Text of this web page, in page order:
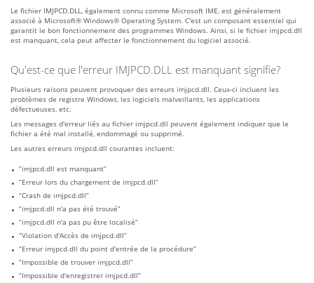
Le fichier IMJPCD.DLL, également connu comme Microsoft IME, est généralement
associé à Microsoft® Windows® Operating System. C'est un composant essentiel qui
garantit le bon fonctionnement des programmes Windows. Ainsi, si le fichier imjpcd.dll
est manquant, cela peut affecter le fonctionnement du logiciel associé.
Qu'est-ce que l'erreur IMJPCD.DLL est manquant signifie?
Plusieurs raisons peuvent provoquer des erreurs imjpcd.dll. Ceux-ci incluent les
problèmes de registre Windows, les logiciels malveillants, les applications
défectueuses, etc.
Les messages d'erreur liés au fichier imjpcd.dll peuvent également indiquer que le
fichier a été mal installé, endommagé ou supprimé.
Les autres erreurs imjpcd.dll courantes incluent:
“imjpcd.dll est manquant”
“Erreur lors du chargement de imjpcd.dll”
“Crash de imjpcd.dll”
“imjpcd.dll n'a pas été trouvé”
“imjpcd.dll n'a pas pu être localisé”
“Violation d'Accès de imjpcd.dll”
“Erreur imjpcd.dll du point d'entrée de la procédure”
“Impossible de trouver imjpcd.dll”
“Impossible d'enregistrer imjpcd.dll”